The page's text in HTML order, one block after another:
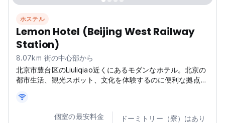
ホステル
Lemon Hotel (Beijing West Railway
Station)
8.07km 街の中心部から
北京市豊台区のLiuliqiao近くにあるモダンなホテル。北京の
都市生活、観光スポット、文化を体験するのに便利な拠点で
個室の最安料金
ドーミトリー（寮）はあり